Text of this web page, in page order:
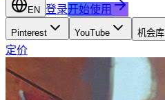
EN 登录开始使用
Pinterest YouTube 机会库
定价